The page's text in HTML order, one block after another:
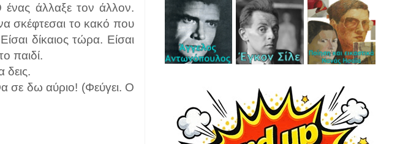
ένας άλλαξε τον άλλον.
σκέφτεσαι το κακό που
δίκαιος τώρα. Είσαι
παιδί.
δεις.
σε δω αύριο! (Φεύγει. Ο